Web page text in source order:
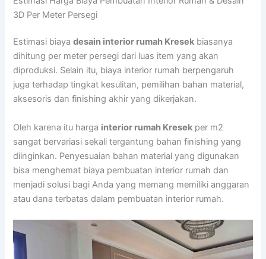
3D Per Meter Persegi
Estimasi biayadesain interior rumah Kresek biasanya
dihitung per meter persegi dari luas item yang akan
diproduksi. Selain itu, biaya interior rumah berpengaruh
juga terhadap tingkat kesulitan, pemilihan bahan material,
aksesoris dan finishing akhir yang dikerjakan.
Oleh karena itu harga interior rumah Kresek per m2
sangat bervariasi sekali tergantung bahan finishing yang
diinginkan. Penyesuaian bahan material yang digunakan
bisa menghemat biaya pembuatan interior rumah dan
menjadi solusi bagi Anda yang memang memiliki anggaran
atau dana terbatas dalam pembuatan interior rumah.